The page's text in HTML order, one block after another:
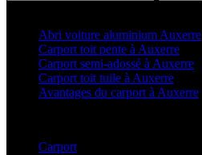
Abri voiture aluminium Auxerre
Carport toit pente à Auxerre
Carport semi-adossé à Auxerre
Carport toit tuile à Auxerre
Avantages du carport à Auxerre
Carport